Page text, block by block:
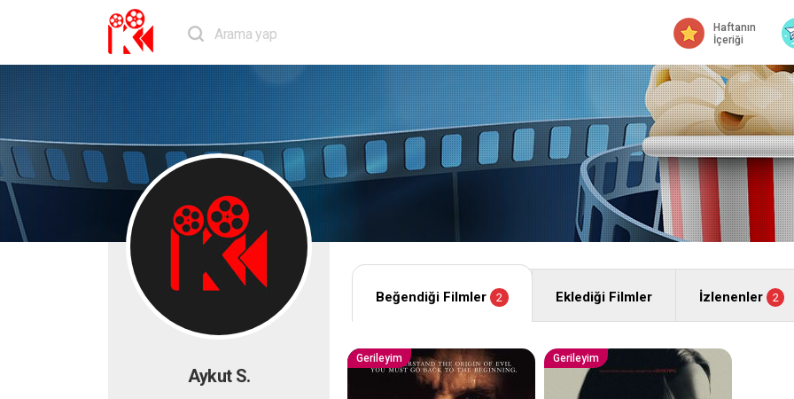
Haftanın
İçeriği
Aykut S.
Beğendiği Filmler 2 Eklediği Filmler İzlenenler 2
Gerileyim Gerileyim